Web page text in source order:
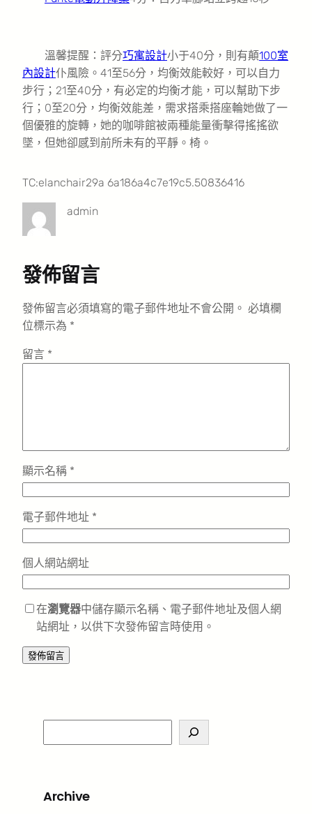
溫馨提醒：評分巧寓設計小于40分，則有顛100室
內設計仆風險。41至56分，均衡效能較好，可以自力
步行；21至40分，有必定的均衡才能，可以幫助下步
行；0至20分，均衡效能差，需求搭乘搭座輪她做了一
個優雅的旋轉，她的咖啡館被兩種能量衝擊得搖搖欲
墜，但她卻感到前所未有的平靜。椅。
TC:elanchair29a 6a186a4c7e19c5.50836416
admin
發佈留言
發佈留言必須填寫的電子郵件地址不會公開。 必填欄
位標示為 *
留言 *
顯示名稱 *
電子郵件地址 *
個人網站網址
在瀏覽器中儲存顯示名稱、電子郵件地址及個人網
站網址，以供下次發佈留言時使用。
e
c
Archive